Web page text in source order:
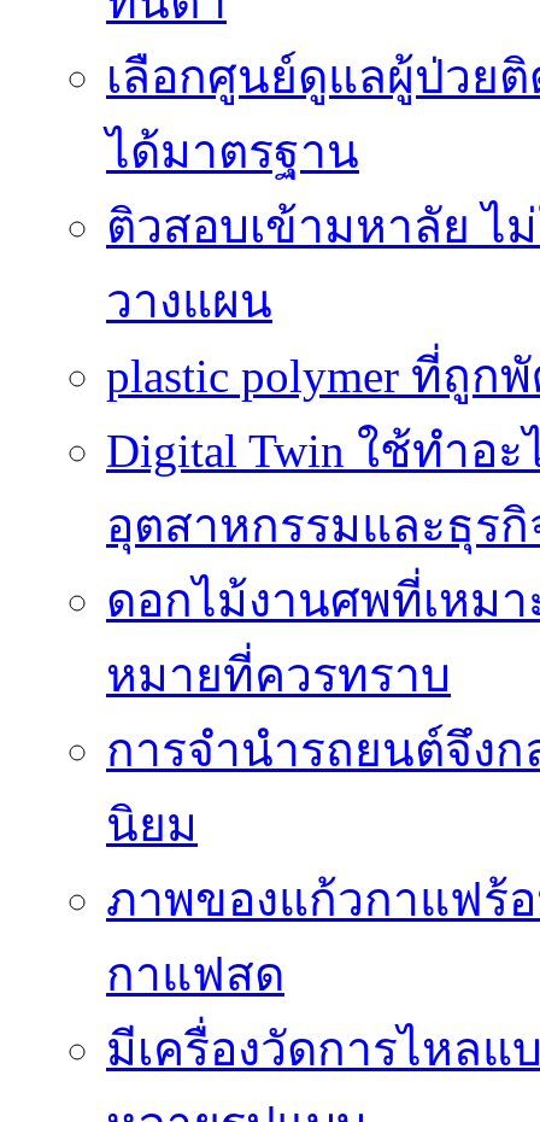
เลือกศูนย์ดูแลผู้ป่วย
ได้มาตรฐาน
ติวสอบเข้ามหาลัย ไ
วางแผน
plastic polymer ที่ถู
Digital Twin ใช้ทำอ
อุตสาหกรรมและธุรกิ
ดอกไม้งานศพที่เหม
หมายที่ควรทราบ
การจำนำรถยนต์จึงก
นิยม
ภาพของแก้วกาแฟร้
กาแฟสด
มีเครื่องวัดการไหล